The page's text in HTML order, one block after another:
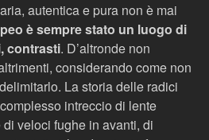
autentica e pura non è mai
è sempre stato un luogo di
contrasti. D’altronde non
considerando come non
La storia delle radici
intreccio di lente
veloci fughe in avanti, di